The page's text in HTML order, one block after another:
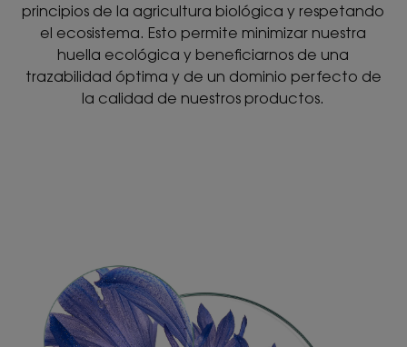
principios de la agricultura biológica y respetando
el ecosistema. Esto permite minimizar nuestra
huella ecológica y beneficiarnos de una
trazabilidad óptima y de un dominio perfecto de
la calidad de nuestros productos.